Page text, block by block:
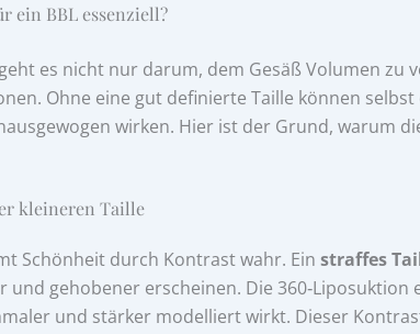
ein BBL essenziell?
geht es nicht nur darum, dem Gesäß Volumen zu
Ohne eine gut definierte Taille können
wirken. Hier ist der Grund, warum
kleineren Taille
Schönheit durch Kontrast wahr. Ein straffes
und gehobener erscheinen. Die
und stärker modelliert wirkt. Dieser